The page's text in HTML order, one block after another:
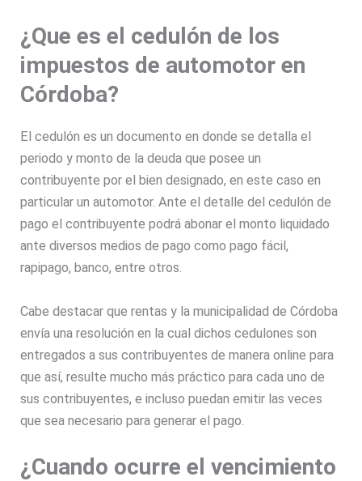
¿Que es el cedulón de los
impuestos de automotor en
Córdoba?
El cedulón es un documento en donde se detalla el
periodo y monto de la deuda que posee un
contribuyente por el bien designado, en este caso en
particular un automotor. Ante el detalle del cedulón de
pago el contribuyente podrá abonar el monto liquidado
ante diversos medios de pago como pago fácil,
rapipago, banco, entre otros.
Cabe destacar que rentas y la municipalidad de Córdoba
envía una resolución en la cual dichos cedulones son
entregados a sus contribuyentes de manera online para
que así, resulte mucho más práctico para cada uno de
sus contribuyentes, e incluso puedan emitir las veces
que sea necesario para generar el pago.
¿Cuando ocurre el vencimiento